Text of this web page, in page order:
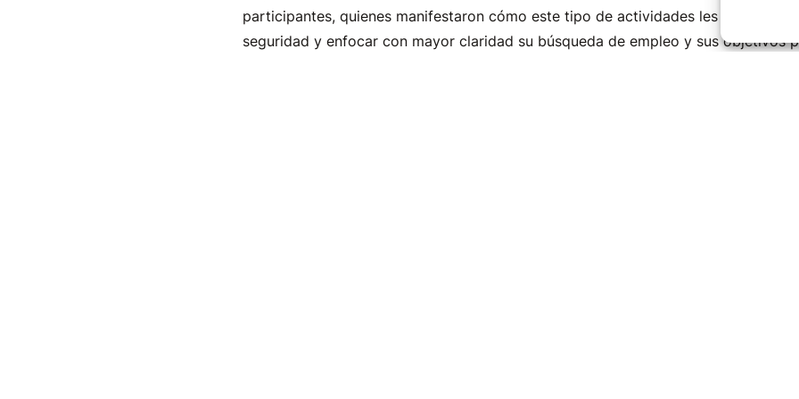
participantes, quienes manifestaron cómo este tipo de actividades les ayuda a
seguridad y enfocar con mayor claridad su búsqueda de empleo y sus objetivos